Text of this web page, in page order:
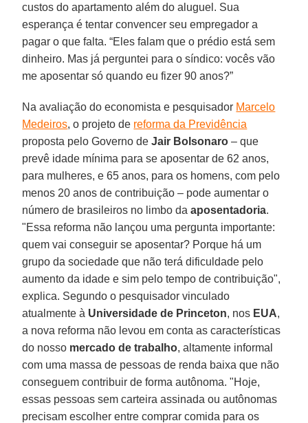
custos do apartamento além do aluguel. Sua
esperança é tentar convencer seu empregador a
pagar o que falta. “Eles falam que o prédio está sem
dinheiro. Mas já perguntei para o síndico: vocês vão
me aposentar só quando eu fizer 90 anos?”
Na avaliação do economista e pesquisador Marcelo
Medeiros, o projeto de reforma da Previdência
proposta pelo Governo deJair Bolsonaro – que
prevê idade mínima para se aposentar de 62 anos,
para mulheres, e 65 anos, para os homens, com pelo
menos 20 anos de contribuição – pode aumentar o
número de brasileiros no limbo da aposentadoria.
"Essa reforma não lançou uma pergunta importante:
quem vai conseguir se aposentar? Porque há um
grupo da sociedade que não terá dificuldade pelo
aumento da idade e sim pelo tempo de contribuição",
explica. Segundo o pesquisador vinculado
atualmente à Universidade de Princeton, nos EUA,
a nova reforma não levou em conta as características
do nosso mercado de trabalho, altamente informal
com uma massa de pessoas de renda baixa que não
conseguem contribuir de forma autônoma. "Hoje,
essas pessoas sem carteira assinada ou autônomas
precisam escolher entre comprar comida para os